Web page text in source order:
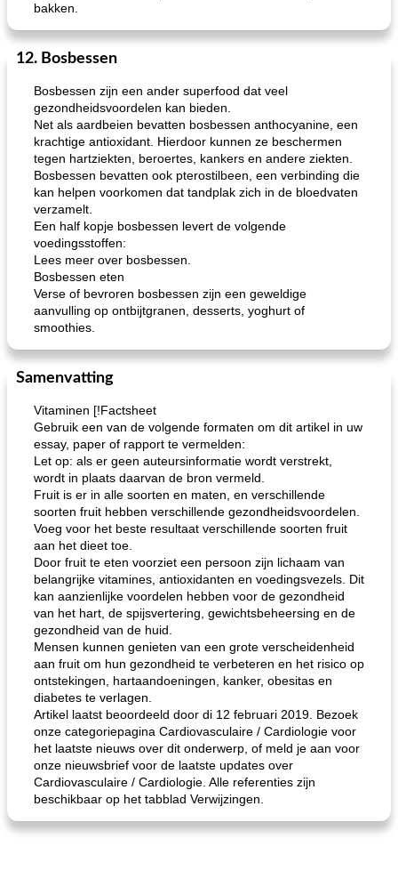
bakken.
12. Bosbessen
Bosbessen zijn een ander superfood dat veel
gezondheidsvoordelen kan bieden.
Net als aardbeien bevatten bosbessen anthocyanine, een
krachtige antioxidant. Hierdoor kunnen ze beschermen
tegen hartziekten, beroertes, kankers en andere ziekten.
Bosbessen bevatten ook pterostilbeen, een verbinding die
kan helpen voorkomen dat tandplak zich in de bloedvaten
verzamelt.
Een half kopje bosbessen levert de volgende
voedingsstoffen:
Lees meer over bosbessen.
Bosbessen eten
Verse of bevroren bosbessen zijn een geweldige
aanvulling op ontbijtgranen, desserts, yoghurt of
smoothies.
Samenvatting
Vitaminen [!Factsheet
Gebruik een van de volgende formaten om dit artikel in uw
essay, paper of rapport te vermelden:
Let op: als er geen auteursinformatie wordt verstrekt,
wordt in plaats daarvan de bron vermeld.
Fruit is er in alle soorten en maten, en verschillende
soorten fruit hebben verschillende gezondheidsvoordelen.
Voeg voor het beste resultaat verschillende soorten fruit
aan het dieet toe.
Door fruit te eten voorziet een persoon zijn lichaam van
belangrijke vitamines, antioxidanten en voedingsvezels. Dit
kan aanzienlijke voordelen hebben voor de gezondheid
van het hart, de spijsvertering, gewichtsbeheersing en de
gezondheid van de huid.
Mensen kunnen genieten van een grote verscheidenheid
aan fruit om hun gezondheid te verbeteren en het risico op
ontstekingen, hartaandoeningen, kanker, obesitas en
diabetes te verlagen.
Artikel laatst beoordeeld door di 12 februari 2019. Bezoek
onze categoriepagina Cardiovasculaire / Cardiologie voor
het laatste nieuws over dit onderwerp, of meld je aan voor
onze nieuwsbrief voor de laatste updates over
Cardiovasculaire / Cardiologie. Alle referenties zijn
beschikbaar op het tabblad Verwijzingen.